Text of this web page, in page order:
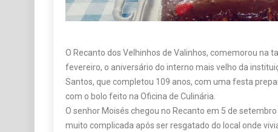
O Recanto dos Velhinhos de Valinhos, comemorou na
fevereiro, o aniversário do interno mais velho da
Santos, que completou 109 anos, com uma festa
com o bolo feito na Oficina de Culinária.
O senhor Moisés chegou no Recanto em 5 de
muito complicada após ser resgatado do local onde